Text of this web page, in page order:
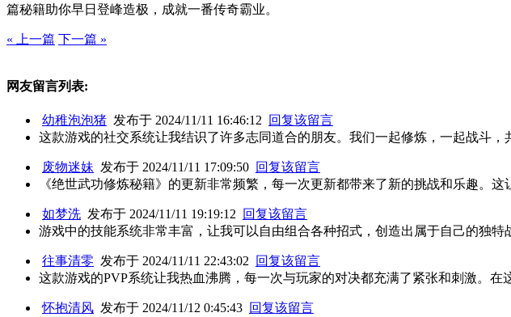
篇秘籍助你早日登峰造极，成就一番传奇霸业。
« 上一篇 下一篇 »
网友留言列表:
幼稚泡泡猪 发布于 2024/11/11 16:46:12
回复该留言
这款游戏的社交系统让我结识了许多志同道合的朋友。我们一起修炼，一起战斗，
废物迷妹 发布于 2024/11/11 17:09:50 回复该留言
《绝世武功修炼秘籍》的更新非常频繁，每一次更新都带来了新的挑战和乐趣。
如梦洗 发布于 2024/11/11 19:19:12
回复该留言
游戏中的技能系统非常丰富，让我可以自由组合各种招式，创造出属于自己的独特
往事清零 发布于 2024/11/11 22:43:02
回复该留言
这款游戏的PVP系统让我热血沸腾，每一次与玩家的对决都充满了紧张和刺激。
怀抱清风 发布于 2024/11/12 0:45:43 回复该留言